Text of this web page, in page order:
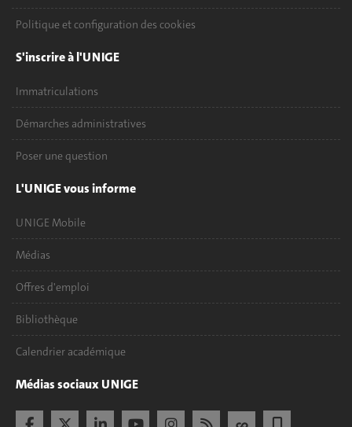
Politique et configuration des cookies
S'inscrire à l'UNIGE
Immatriculations
Démarches administratives
Poser une question
L'UNIGE vous informe
UNIGE Mobile
Médias
Offres d'emploi
Bibliothèque
Calendrier académique
Médias sociaux UNIGE